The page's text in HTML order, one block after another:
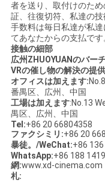
者を送り、取付けのた
証、往復切符、私達の
手数料は毎日私達が私
てあなたからの支払です
接触の細部
広州ZHUOYUANのバー
VRの催し物の解決の提
オフィスは加えます:
番禺区、広州、中国
工場は加えます:No.13
禺区、広州、中国
Tel:+86 20 66804358
ファクシミリ:+86 20
暴徒。/WeChat:+86
WhatsApp:+86 188
網:www.xd-cinema.com
札: